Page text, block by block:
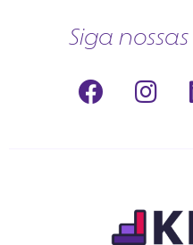
Siga nossas